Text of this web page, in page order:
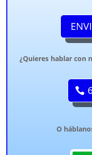
¿Quieres hablar con
O